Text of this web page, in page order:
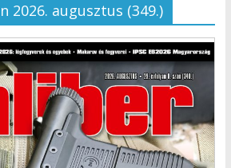
2026. augusztus (349.)